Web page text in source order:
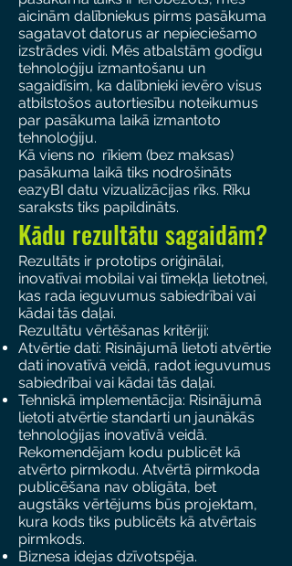
aicinām dalībniekus pirms pasākuma
sagatavot datorus ar nepieciešamo
izstrādes vidi. Mēs atbalstām godīgu
tehnoloģiju izmantošanu un
sagaidīsim, ka dalībnieki ievēro visus
atbilstošos autortiesību noteikumus
par pasākuma laikā izmantoto
tehnoloģiju.
Kā viens no rīkiem (bez maksas)
pasākuma laikā tiks nodrošināts
eazyBI datu vizualizācijas rīks. Rīku
saraksts tiks papildināts.
Kādu rezultātu sagaidām?
Rezultāts ir prototips oriģinālai,
inovatīvai mobilai vai tīmekļa lietotnei,
kas rada ieguvumus sabiedrībai vai
kādai tās daļai.
Rezultātu vērtēšanas kritēriji:
Atvērtie dati: Risinājumā lietoti atvērtie
dati inovatīvā veidā, radot ieguvumus
sabiedrībai vai kādai tās daļai.
Tehniskā implementācija: Risinājumā
lietoti atvērtie standarti un jaunākās
tehnoloģijas inovatīvā veidā.
Rekomendējam kodu publicēt kā
atvērto pirmkodu. Atvērtā pirmkoda
publicēšana nav obligāta, bet
augstāks vērtējums būs projektam,
kura kods tiks publicēts kā atvērtais
pirmkods.
Biznesa idejas dzīvotspēja.